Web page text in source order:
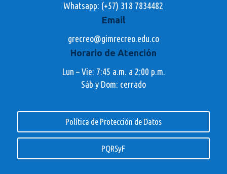
Whatsapp: (+57) 318 7834482
Email
grecreo@gimrecreo.edu.co
Horario de Atención
Lun – Vie: 7:45 a.m. a 2:00 p.m.
Sáb y Dom: cerrado
Política de Protección de Datos
PQRSyF